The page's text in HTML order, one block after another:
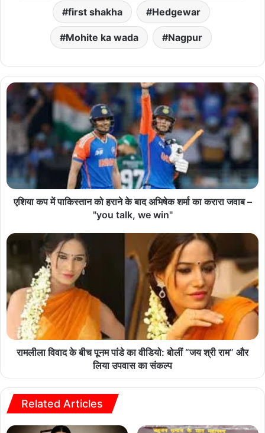
first shakha Hedgewar
Mohite ka wada Nagpur
एशिया कप में पाकिस्तान को हराने के बाद अभिषेक शर्मा का करारा जवाब –
"you talk, we win"
रामलीला विवाद के बीच पूनम पांडे का वीडियो: बोलीं “जय श्री राम” और
लिया उपवास का संकल्प
Related Articles